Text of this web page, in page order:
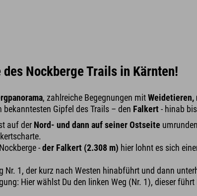
Nockberge Trails in Kärnten!
, zahlreiche Begegnungen mitWeidetieren,
Gipfel des Trails – den Falkert - hinab
auf der Nord- und dann auf seiner Ostseite
-der Falkert (2.308 m) hier lohnt es sich
Nr. 1, der kurz nach Westen hinabführt und dann
Hier wählst Du den linken Weg (Nr. 1), dieser